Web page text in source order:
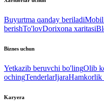
Buyurtma qanday beriladi
berishTo'lovDorixona xaritasi
Biznes uchun
Yetkazib beruvchi bo'lingOlib
ochingTenderlarIjaraHamkorlik
Karyera